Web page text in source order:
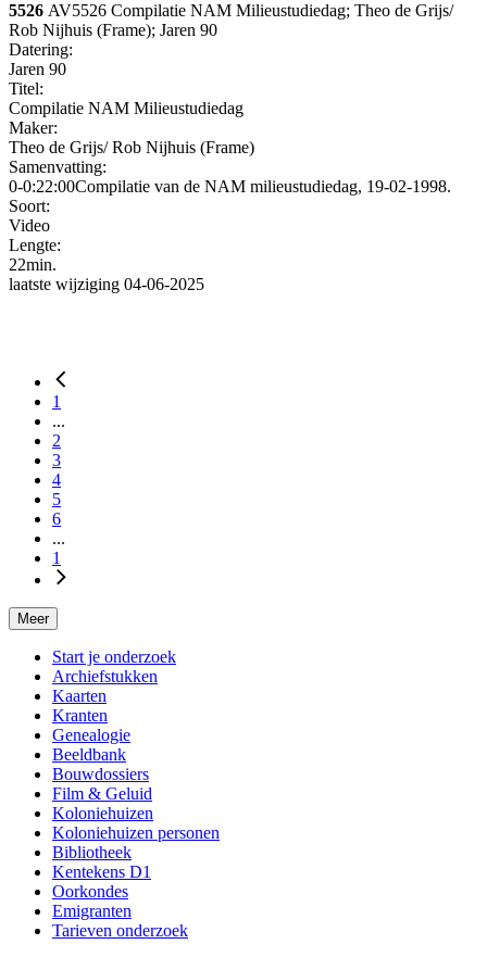
5526 AV5526 Compilatie NAM Milieustudiedag; Theo de Grijs/
Rob Nijhuis (Frame); Jaren 90
Datering:
Jaren 90
Titel:
Compilatie NAM Milieustudiedag
Maker:
Theo de Grijs/ Rob Nijhuis (Frame)
Samenvatting:
0-0:22:00Compilatie van de NAM milieustudiedag, 19-02-1998.
Soort:
Video
Lengte:
22min.
laatste wijziging 04-06-2025
1
...
2
3
4
5
6
...
1
Meer
Start je onderzoek
Archiefstukken
Kaarten
Kranten
Genealogie
Beeldbank
Bouwdossiers
Film & Geluid
Koloniehuizen
Koloniehuizen personen
Bibliotheek
Kentekens D1
Oorkondes
Emigranten
Tarieven onderzoek